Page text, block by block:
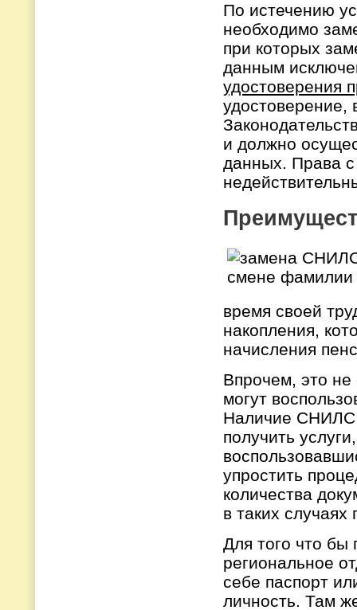
По истечению
необходимо
при которых
данным
удостоверения
удостоверение,
и должно
данных. Права
время своей
накопления,
начисления
Впрочем, это
могут
Наличие СНИЛС
получить
упростить
количества
в таких
Для того что
региональное
себе паспорт
личность. Там